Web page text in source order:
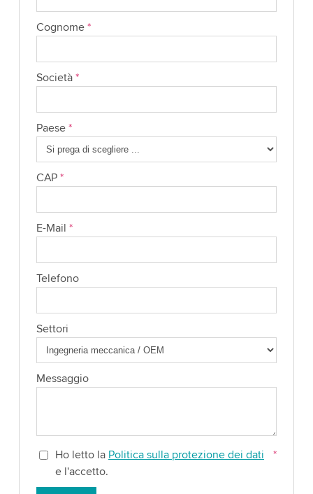
Cognome *
Società *
Paese *
CAP *
E-Mail *
Telefono
Settori
Messaggio
Ho letto la Politica sulla protezione dei dati
e l'accetto.
*